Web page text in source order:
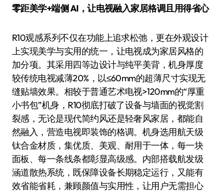
零距美学+端侧 AI，让电视融入家居格调且用得省心
R10观感系列不仅在功能上追求松弛，更在外观设计
上实现美学与实用的统一，让电视成为家居风格的
加分项。其采用四等边设计与纯平美背，机身厚度
较传统电视减薄20%，以≤60mm的超薄尺寸实现无
缝贴墙效果。相较于普通艺术电视>120mm的“厚重
小书包”机身，R10彻底打破了设备与墙面的视觉割
裂感，无论是现代简约风还是轻奢风家居，都能自
然融入，营造电视即装饰的格调。机身选用航天级
钛合金材质，集优质、美观、耐用于一体，每一块
面板、每一条线条都彰显高级感。内部搭载航发级
涵道散热系统，既保障设备长期稳定运行，又能有
效省能省耗，兼顾颜值与实用性，让用户无需担心